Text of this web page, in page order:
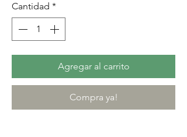
Cantidad *
Agregar al carrito
Compra ya!